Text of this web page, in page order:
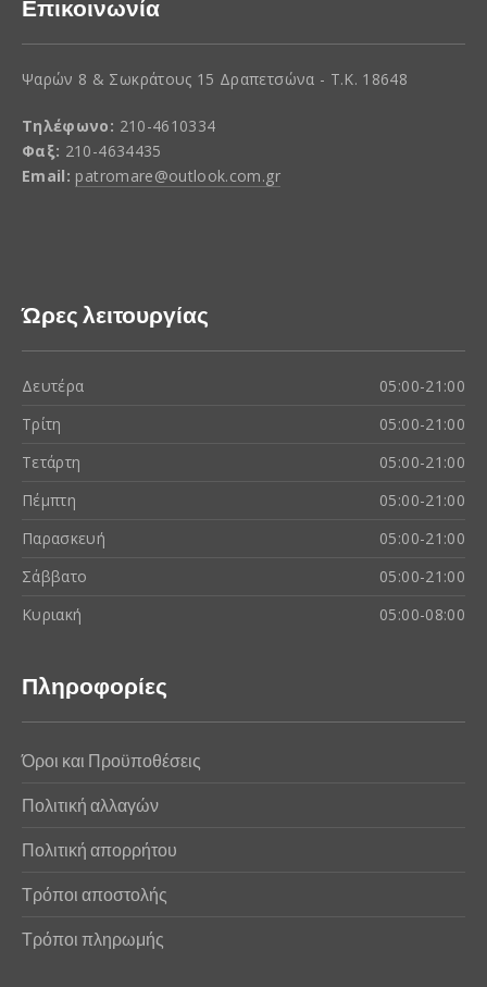
Επικοινωνία
Ψαρών 8 & Σωκράτους 15 Δραπετσώνα - Τ.Κ. 18648
Τηλέφωνο: 210-4610334
Φαξ: 210-4634435
Email: patromare@outlook.com.gr
Ώρες λειτουργίας
Δευτέρα
05:00-21:00
Τρίτη
05:00-21:00
Τετάρτη
05:00-21:00
Πέμπτη
05:00-21:00
Παρασκευή
05:00-21:00
Σάββατο
05:00-21:00
Κυριακή
05:00-08:00
Πληροφορίες
Όροι και Προϋποθέσεις
Πολιτική αλλαγών
Πολιτική απορρήτου
Τρόποι αποστολής
Τρόποι πληρωμής